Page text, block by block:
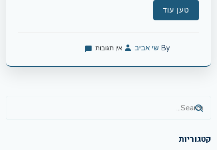
טען עוד
By שי אביב אין תגובות
קטגוריות